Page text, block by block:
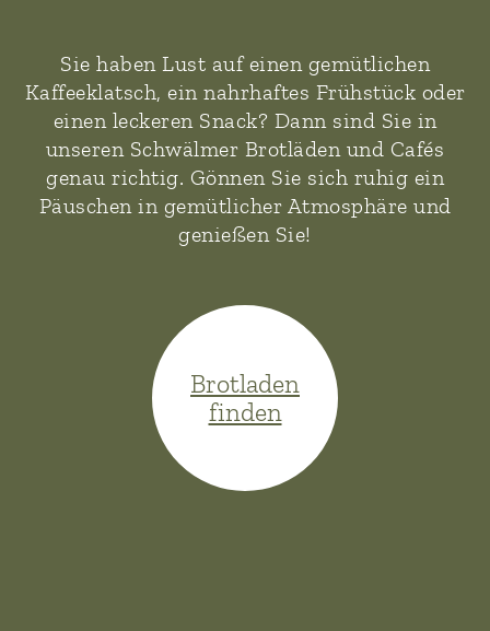
Sie haben Lust auf einen gemütlichen
Kaffeeklatsch, ein nahrhaftes Frühstück oder
einen leckeren Snack? Dann sind Sie in
unseren Schwälmer Brotläden und Cafés
genau richtig. Gönnen Sie sich ruhig ein
Päuschen in gemütlicher Atmosphäre und
genießen Sie!
Brotladen
finden